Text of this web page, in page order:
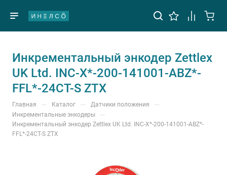
Инкрементальный энкодер Zettlex
UK Ltd. INC-X*-200-141001-ABZ*-
FFL*-24CT-S ZTX
Главная — Каталог — Датчики положения —
Инкрементальные энкодеры —
Инкрементальный энкодер Zettlex UK Ltd. INC-X*-200-141001-ABZ*-
FFL*-24CT-S ZTX